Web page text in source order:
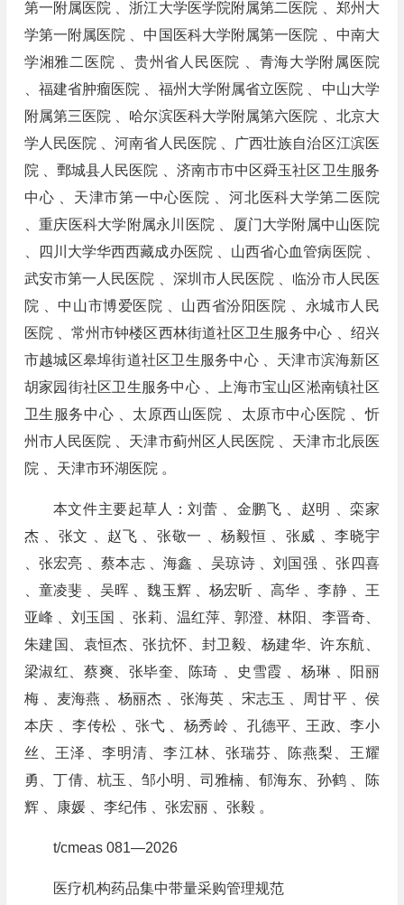
第一附属医院 、浙江大学医学院附属第二医院 、郑州大
学第一附属医院 、中国医科大学附属第一医院 、中南大
学湘雅二医院 、贵州省人民医院 、青海大学附属医院
、福建省肿瘤医院 、福州大学附属省立医院 、中山大学
附属第三医院 、哈尔滨医科大学附属第六医院 、北京大
学人民医院 、河南省人民医院 、广西壮族自治区江滨医
院 、鄄城县人民医院 、济南市市中区舜玉社区卫生服务
中心 、天津市第一中心医院 、河北医科大学第二医院
、重庆医科大学附属永川医院 、厦门大学附属中山医院
、四川大学华西西藏成办医院 、山西省心血管病医院 、
武安市第一人民医院 、深圳市人民医院 、临汾市人民医
院 、中山市博爱医院 、山西省汾阳医院 、永城市人民
医院 、常州市钟楼区西林街道社区卫生服务中心 、绍兴
市越城区皋埠街道社区卫生服务中心 、天津市滨海新区
胡家园街社区卫生服务中心 、上海市宝山区淞南镇社区
卫生服务中心 、太原西山医院 、太原市中心医院 、忻
州市人民医院 、天津市蓟州区人民医院 、天津市北辰医
院 、天津市环湖医院 。
本文件主要起草人：刘蕾 、金鹏飞 、赵明 、栾家
杰 、张文 、赵飞 、张敬一 、杨毅恒 、张威 、李晓宇
、张宏亮 、蔡本志 、海鑫 、吴琼诗 、刘国强 、张四喜
、童凌斐 、吴晖 、魏玉辉 、杨宏昕 、高华 、李静 、王
亚峰 、刘玉国 、张莉、温红萍、郭澄、林阳、李晋奇、
朱建国、袁恒杰、张抗怀、封卫毅、杨建华、许东航、
梁淑红、蔡爽、张毕奎、陈琦 、史雪霞 、杨琳 、阳丽
梅 、麦海燕 、杨丽杰 、张海英 、宋志玉 、周甘平 、侯
本庆 、李传松 、张弋 、杨秀岭 、孔德平、王政、李小
丝、王泽、李明清、李江林、张瑞芬、陈燕梨、王耀
勇、丁倩、杭玉、邹小明、司雅楠、郁海东、孙鹤 、陈
辉 、康媛 、李纪伟 、张宏丽 、张毅 。
t/cmeas 081—2026
医疗机构药品集中带量采购管理规范